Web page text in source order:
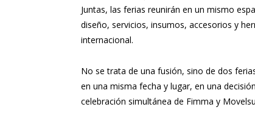
Juntas, las ferias reunirán en un mismo
diseño, servicios, insumos, accesorios y
internacional.
No se trata de una fusión, sino de dos
en una misma fecha y lugar, en una
celebración simultánea de Fimma y